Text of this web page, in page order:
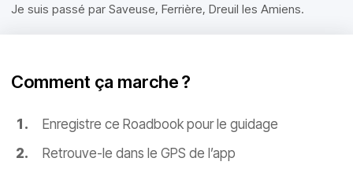
Je suis passé par Saveuse, Ferrière, Dreuil les Amiens.
Comment ça marche ?
Enregistre ce Roadbook pour le guidage
Retrouve-le dans le GPS de l’app